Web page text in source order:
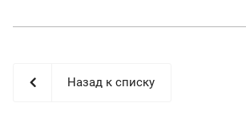
Назад к списку